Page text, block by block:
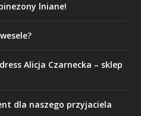
lniane!
Alicja Czarnecka – sklep
dla naszego przyjaciela